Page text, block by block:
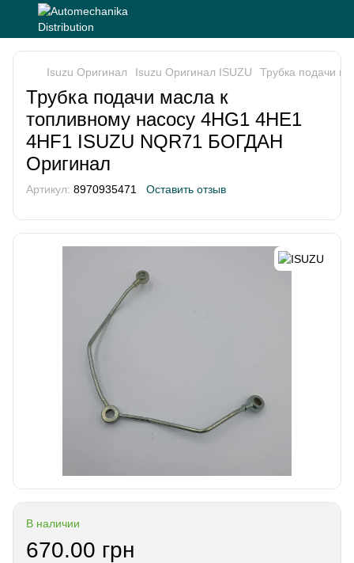
Isuzu Оригинал Isuzu Оригинал ISUZU Трубка подачи
Трубка подачи масла к
топливному насосу 4HG1 4HE1
4HF1 ISUZU NQR71 БОГДАН
Оригинал
Артикул: 8970935471 Оставить отзыв
В наличии
670.00 грн